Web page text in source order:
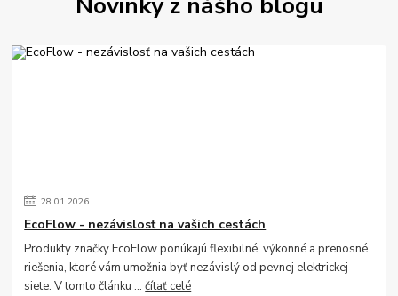
28.01.2026
EcoFlow - nezávislosť na vašich cestách
Produkty značky EcoFlow ponúkajú flexibilné, výkonné a prenosné
riešenia, ktoré vám umožnia byť nezávislý od pevnej elektrickej
siete. V tomto článku ...čítať celé